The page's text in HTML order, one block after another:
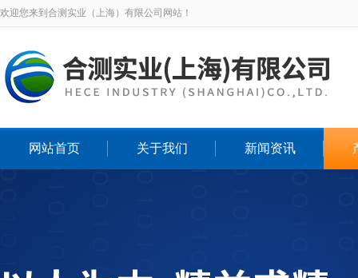
欢迎您来到合测实业（上海）有限公司网站！
网站首页 关于我们 新闻资讯